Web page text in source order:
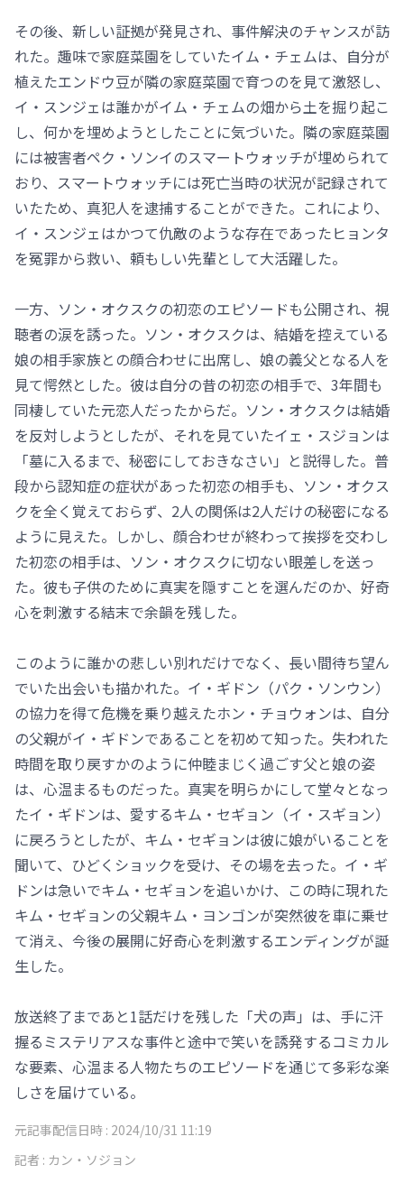
その後、新しい証拠が発見され、事件解決のチャンスが訪
れた。趣味で家庭菜園をしていたイム・チェムは、自分が
植えたエンドウ豆が隣の家庭菜園で育つのを見て激怒し、
イ・スンジェは誰かがイム・チェムの畑から土を掘り起こ
し、何かを埋めようとしたことに気づいた。隣の家庭菜園
には被害者ペク・ソンイのスマートウォッチが埋められて
おり、スマートウォッチには死亡当時の状況が記録されて
いたため、真犯人を逮捕することができた。これにより、
イ・スンジェはかつて仇敵のような存在であったヒョンタ
を冤罪から救い、頼もしい先輩として大活躍した。
一方、ソン・オクスクの初恋のエピソードも公開され、視
聴者の涙を誘った。ソン・オクスクは、結婚を控えている
娘の相手家族との顔合わせに出席し、娘の義父となる人を
見て愕然とした。彼は自分の昔の初恋の相手で、3年間も
同棲していた元恋人だったからだ。ソン・オクスクは結婚
を反対しようとしたが、それを見ていたイェ・スジョンは
「墓に入るまで、秘密にしておきなさい」と説得した。普
段から認知症の症状があった初恋の相手も、ソン・オクス
クを全く覚えておらず、2人の関係は2人だけの秘密になる
ように見えた。しかし、顔合わせが終わって挨拶を交わし
た初恋の相手は、ソン・オクスクに切ない眼差しを送っ
た。彼も子供のために真実を隠すことを選んだのか、好奇
心を刺激する結末で余韻を残した。
このように誰かの悲しい別れだけでなく、長い間待ち望ん
でいた出会いも描かれた。イ・ギドン（パク・ソンウン）
の協力を得て危機を乗り越えたホン・チョウォンは、自分
の父親がイ・ギドンであることを初めて知った。失われた
時間を取り戻すかのように仲睦まじく過ごす父と娘の姿
は、心温まるものだった。真実を明らかにして堂々となっ
たイ・ギドンは、愛するキム・セギョン（イ・スギョン）
に戻ろうとしたが、キム・セギョンは彼に娘がいることを
聞いて、ひどくショックを受け、その場を去った。イ・ギ
ドンは急いでキム・セギョンを追いかけ、この時に現れた
キム・セギョンの父親キム・ヨンゴンが突然彼を車に乗せ
て消え、今後の展開に好奇心を刺激するエンディングが誕
生した。
放送終了まであと1話だけを残した「犬の声」は、手に汗
握るミステリアスな事件と途中で笑いを誘発するコミカル
な要素、心温まる人物たちのエピソードを通じて多彩な楽
しさを届けている。
元記事配信日時 : 2024/10/31 11:19
記者 : カン・ソジョン